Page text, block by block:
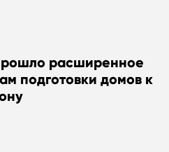
расширенное
подготовки домов к